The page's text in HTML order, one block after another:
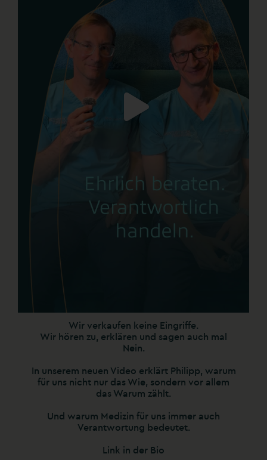
Wir verkaufen keine Eingriffe.
Wir hören zu, erklären und sagen auch mal
Nein.
In unserem neuen Video erklärt Philipp, warum
für uns nicht nur das Wie, sondern vor allem
das Warum zählt.
Und warum Medizin für uns immer auch
Verantwortung bedeutet.
Link in der Bio